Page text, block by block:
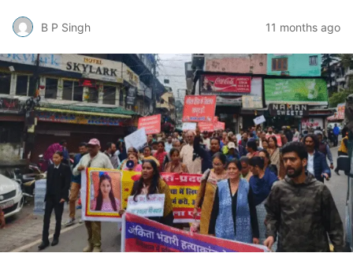
B P Singh 11 months ago